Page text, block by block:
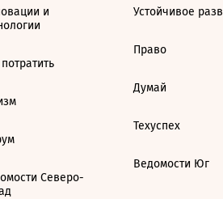
и
Северо-
Устойчивое
Право
Думай
Техуспех
Ведомости Юг